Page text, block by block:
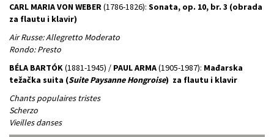
CARL MARIA VON WEBER(1786-1826): Sonata, op. 10, br. 3 (obrada
za flautu i klavir)
Air Russe: Allegretto Moderato
Rondo: Presto
BÉLA BARTÓK(1881-1945) / PAUL ARMA(1905-1987): Mađarska
težačka suita (Suite Paysanne Hongroise) za flautu i klavir
Chants populaires tristes
Scherzo
Vieilles danses